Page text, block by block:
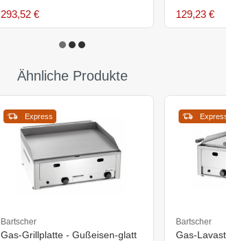
293,52 € 129,23 €
Ähnliche Produkte
Express
Bartscher
Gas-Grillplatte - Gußeisen-glatt
Bartscher
Gas-